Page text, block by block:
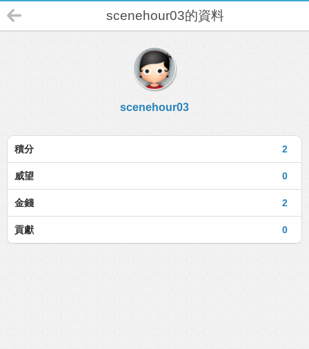
scenehour03的資料
scenehour03
2
積分
0
威望
2
金錢
0
貢獻